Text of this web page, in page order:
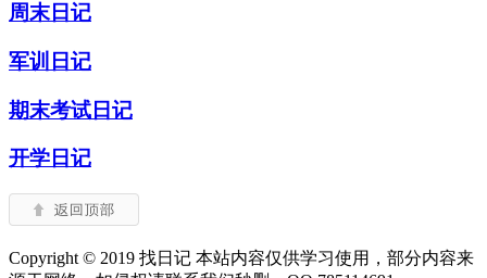
周末日记
军训日记
期末考试日记
开学日记
Copyright © 2019 找日记 本站内容仅供学习使用，部分内容来